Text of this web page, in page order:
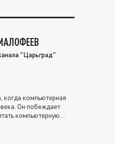
"Царьград"
когда компьютерная
Он побеждает
компьютерную